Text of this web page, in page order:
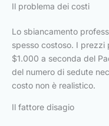
Il problema dei costi
Lo sbiancamento
spesso costoso. I
$1.000 a seconda del
del numero di sedute
costo non è realistico.
Il fattore disagio